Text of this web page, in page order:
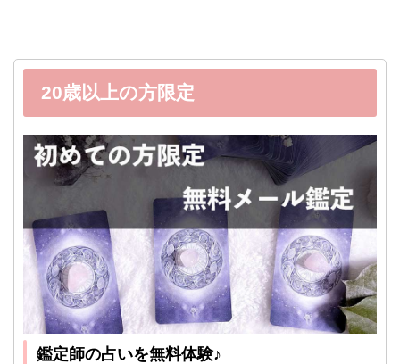
20歳以上の方限定
鑑定師の占いを無料体験♪